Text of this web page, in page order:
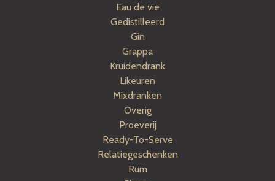
Eau de vie
Gedistilleerd
Gin
Grappa
Kruidendrank
Likeuren
Mixdranken
Overig
Proeverij
Ready-To-Serve
Relatiegeschenken
Rum